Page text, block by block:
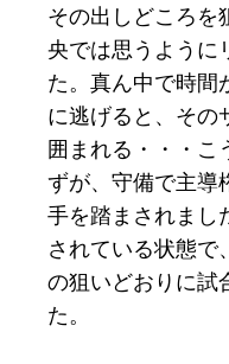
その出しどころを
央では思うように
た。真ん中で時間
に逃げると、その
囲まれる・・・こ
ずが、守備で主導
手を踏まされまし
されている状態で
の狙いどおりに試
た。